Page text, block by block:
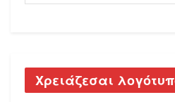
Χρειάζεσαι